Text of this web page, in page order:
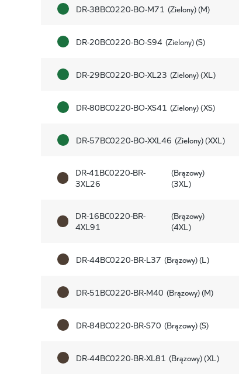
DR-38BC0220-BO-M71 (Zielony) (M)
DR-20BC0220-BO-S94 (Zielony) (S)
DR-29BC0220-BO-XL23 (Zielony) (XL)
DR-80BC0220-BO-XS41 (Zielony) (XS)
DR-57BC0220-BO-XXL46 (Zielony) (XXL)
DR-41BC0220-BR-
3XL26
(Brązowy)
(3XL)
DR-16BC0220-BR-
4XL91
(Brązowy)
(4XL)
DR-44BC0220-BR-L37 (Brązowy) (L)
DR-51BC0220-BR-M40 (Brązowy) (M)
DR-84BC0220-BR-S70 (Brązowy) (S)
DR-44BC0220-BR-XL81 (Brązowy) (XL)